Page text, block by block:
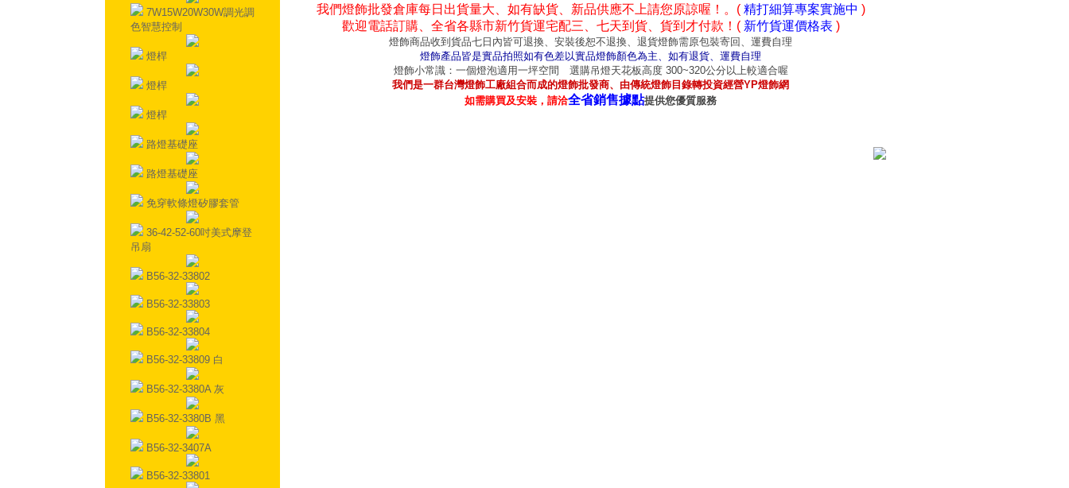
7W15W20W30W調光調
色智慧控制
燈桿
燈桿
燈桿
路燈基礎座
路燈基礎座
免穿軟條燈矽膠套管
36-42-52-60吋美式摩登
吊扇
B56-32-33802
B56-32-33803
B56-32-33804
B56-32-33809 白
B56-32-3380A 灰
B56-32-3380B 黑
B56-32-3407A
B56-32-33801
我們燈飾批發倉庫每日出貨量大、如有缺貨、新品供應不上請您原諒喔！。( 精打細算專案實施中 )
歡迎電話訂購、全省各縣市新竹貨運宅配三、七天到貨、貨到才付款！( 新竹貨運價格表 )
燈飾商品收到貨品七日內皆可退換、安裝後恕不退換、退貨燈飾需原包裝寄回、運費自理
燈飾產品皆是實品拍照如有色差以實品燈飾顏色為主、如有退貨、運費自理
燈飾小常識：一個燈泡適用一坪空間 選購吊燈天花板高度 300~320公分以上較適合喔
我們是一群台灣燈飾工廠組合而成的燈飾批發商、由傳統燈飾目錄轉投資經營YP燈飾網
如需購買及安裝，請洽全省銷售據點提供您優質服務